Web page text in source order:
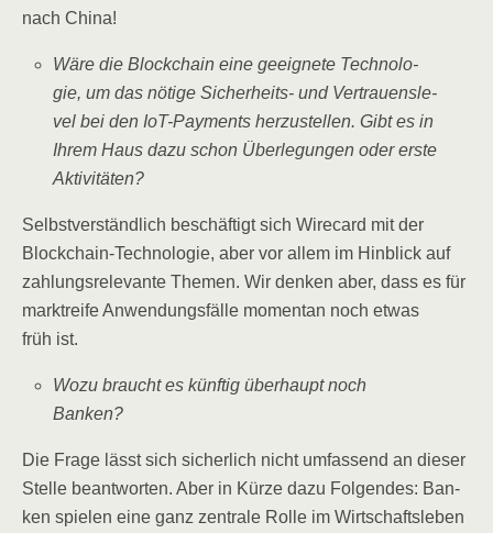
nach China!
Wäre die Block­chain eine geeig­ne­te Tech­no­lo­
gie, um das nöti­ge Sicher­heits- und Ver­trau­ens­le­
vel bei den IoT-Pay­ments her­zu­stel­len. Gibt es in
Ihrem Haus dazu schon Über­le­gun­gen oder ers­te
Aktivitäten?
Selbst­ver­ständ­lich beschäf­tigt sich Wire­card mit der
Block­chain-Tech­no­lo­gie, aber vor allem im Hin­blick auf
zah­lungs­re­le­van­te The­men. Wir den­ken aber, dass es für
markt­rei­fe Anwen­dungs­fäl­le momen­tan noch etwas
früh ist.
Wozu braucht es künf­tig über­haupt noch
Banken?
Die Fra­ge lässt sich sicher­lich nicht umfas­send an die­ser
Stel­le beant­wor­ten. Aber in Kür­ze dazu Fol­gen­des: Ban­
ken spie­len eine ganz zen­tra­le Rol­le im Wirt­schafts­le­ben